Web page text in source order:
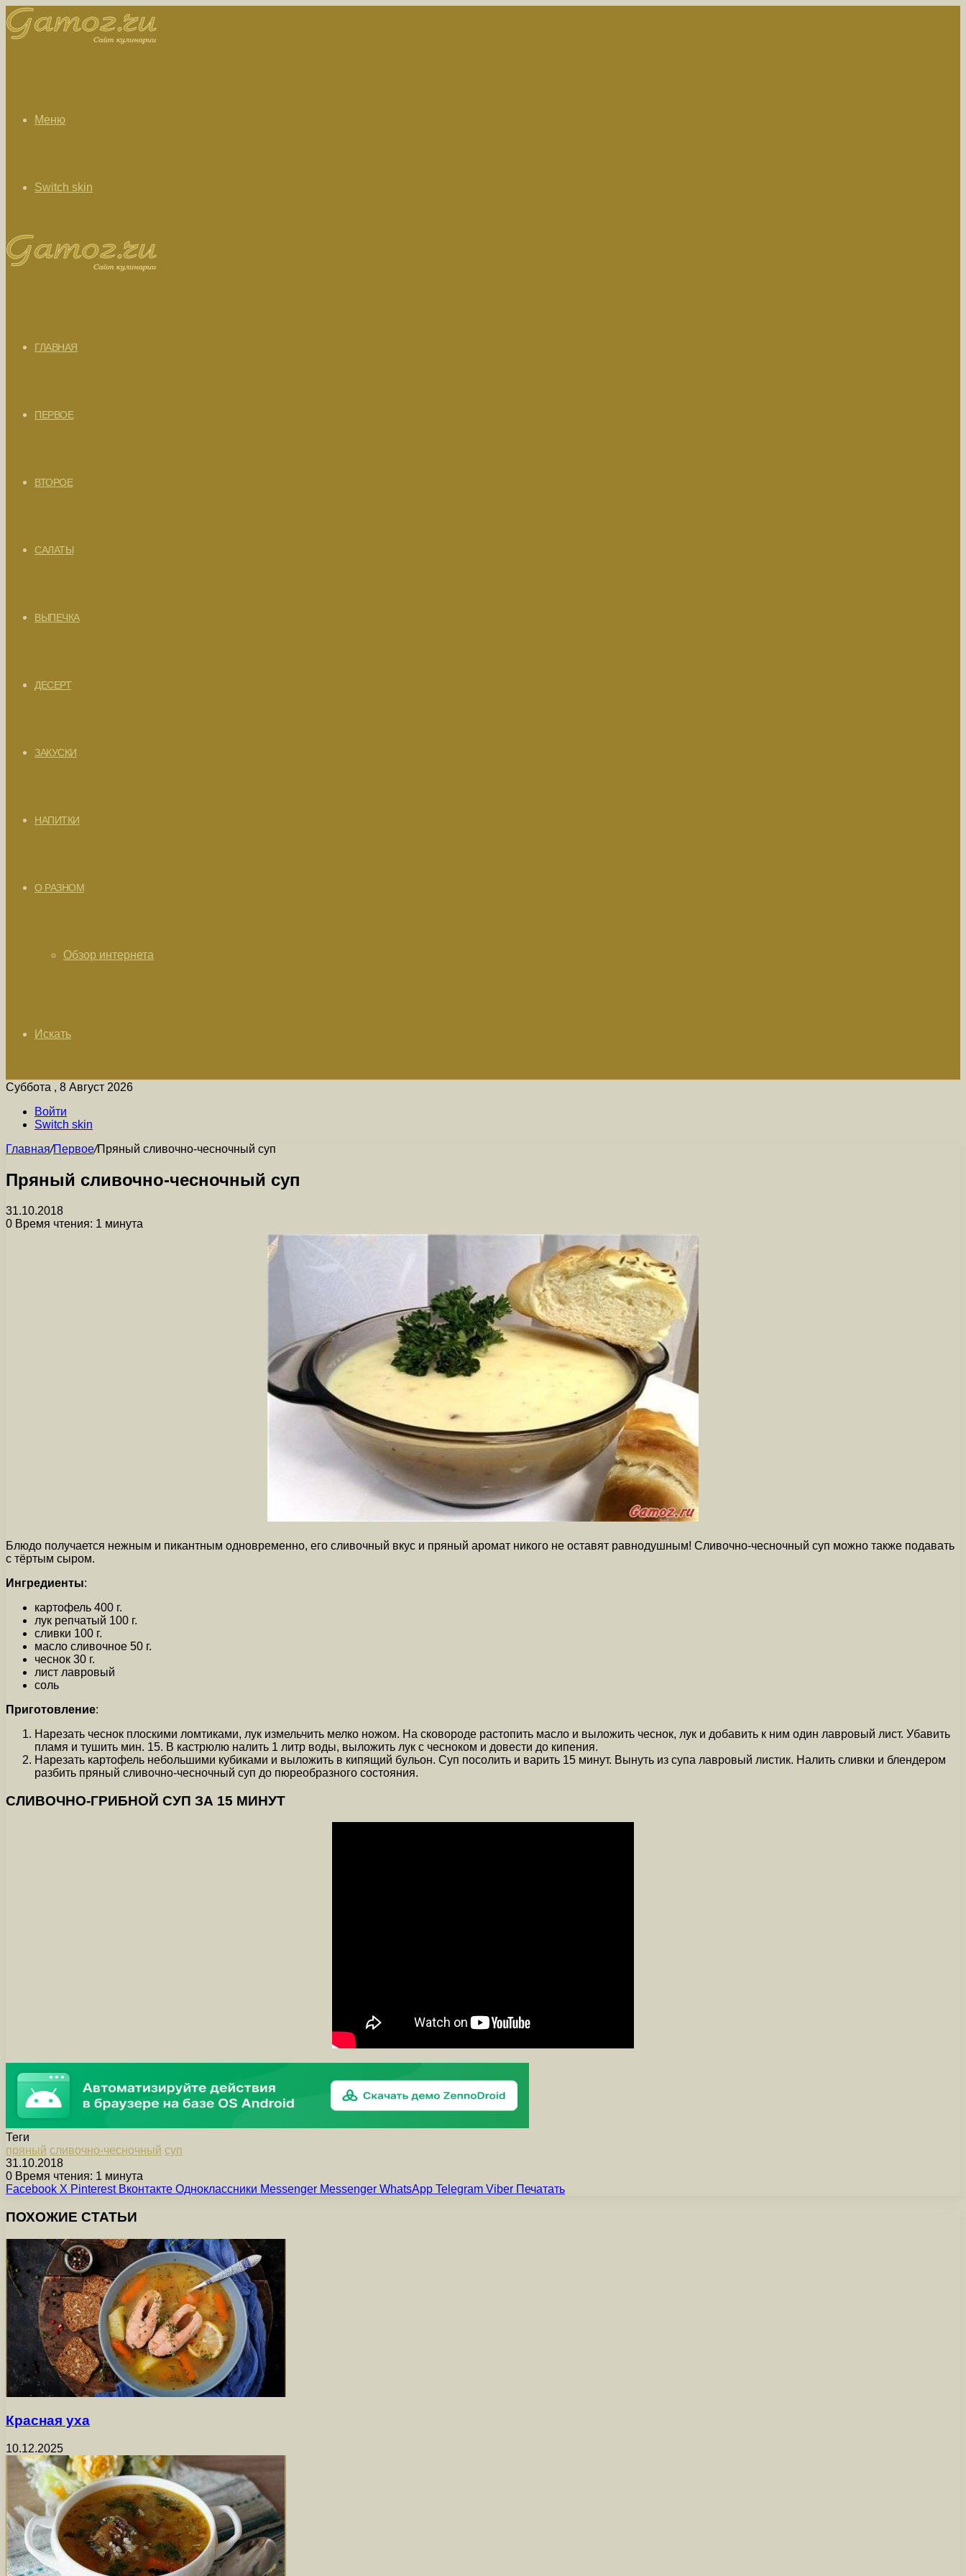
Меню
Switch skin
ГЛАВНАЯ
ПЕРВОЕ
ВТОРОЕ
САЛАТЫ
ВЫПЕЧКА
ДЕСЕРТ
ЗАКУСКИ
НАПИТКИ
О РАЗНОМ
Обзор интернета
Искать
Суббота , 8 Август 2026
Войти
Switch skin
Главная/Первое/Пряный сливочно-чесночный суп
Пряный сливочно-чесночный суп
31.10.2018
0 Время чтения: 1 минута
Блюдо получается нежным и пикантным одновременно, его сливочный вкус и пряный аромат никого не оставят равнодушным! Сливочно-чесночный суп можно также подавать
с тёртым сыром.
Ингредиенты:
картофель 400 г.
лук репчатый 100 г.
сливки 100 г.
масло сливочное 50 г.
чеснок 30 г.
лист лавровый
соль
Приготовление:
Нарезать чеснок плоскими ломтиками, лук измельчить мелко ножом. На сковороде растопить масло и выложить чеснок, лук и добавить к ним один лавровый лист. Убавить
пламя и тушить мин. 15. В кастрюлю налить 1 литр воды, выложить лук с чесноком и довести до кипения.
Нарезать картофель небольшими кубиками и выложить в кипящий бульон. Суп посолить и варить 15 минут. Вынуть из супа лавровый листик. Налить сливки и блендером
разбить пряный сливочно-чесночный суп до пюреобразного состояния.
СЛИВОЧНО-ГРИБНОЙ СУП ЗА 15 МИНУТ
Теги
пряный сливочно-чесночный суп
31.10.2018
0 Время чтения: 1 минута
Facebook X Pinterest Вконтакте Одноклассники Messenger Messenger WhatsApp Telegram Viber Печатать
ПОХОЖИЕ СТАТЬИ
Красная уха
10.12.2025